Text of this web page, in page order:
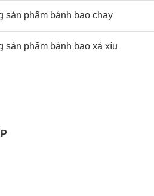
sản phẩm bánh bao chay
sản phẩm bánh bao xá xíu